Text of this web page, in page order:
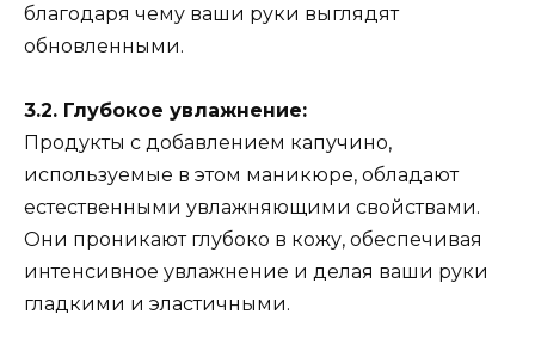
благодаря чему ваши руки выглядят
обновленными.
3.2. Глубокое увлажнение:
Продукты с добавлением капучино,
используемые в этом маникюре, обладают
естественными увлажняющими свойствами.
Они проникают глубоко в кожу, обеспечивая
интенсивное увлажнение и делая ваши руки
гладкими и эластичными.